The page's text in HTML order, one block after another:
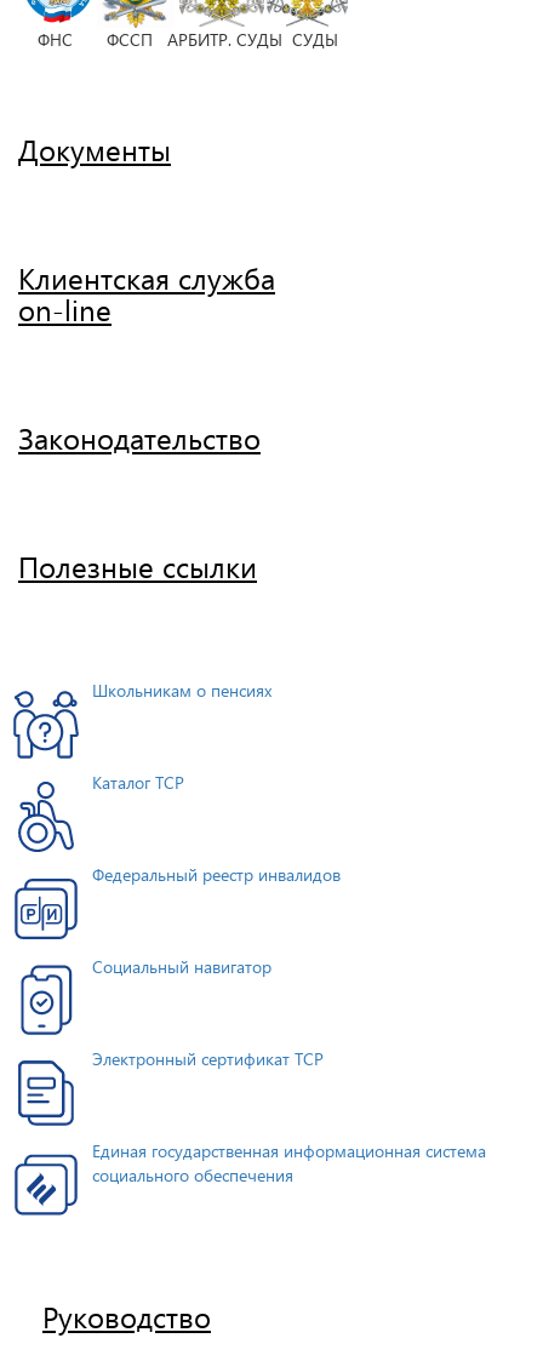
ФНС ФССП АРБИТР. СУДЫ СУДЫ
Документы
Клиентская служба
on-line
Законодательство
Полезные ссылки
Школьникам о пенсиях
Каталог ТСР
Федеральный реестр инвалидов
Социальный навигатор
Электронный сертификат ТСР
Единая государственная информационная система
социального обеспечения
Руководство